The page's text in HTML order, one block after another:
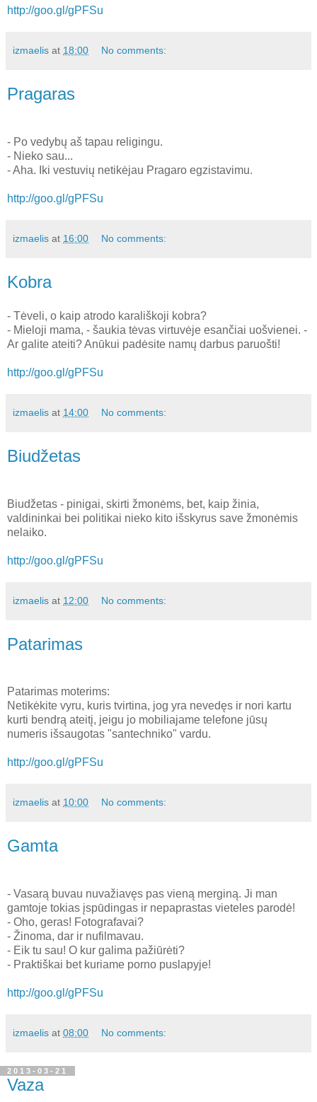
http://goo.gl/gPFSu
izmaelis at 18:00 No comments:
Pragaras
- Po vedybų aš tapau religingu.
- Nieko sau...
- Aha. Iki vestuvių netikėjau Pragaro egzistavimu.
http://goo.gl/gPFSu
izmaelis at 16:00 No comments:
Kobra
- Tėveli, o kaip atrodo karališkoji kobra?
- Mieloji mama, - šaukia tėvas virtuvėje esančiai uošvienei. -
Ar galite ateiti? Anūkui padėsite namų darbus paruošti!
http://goo.gl/gPFSu
izmaelis at 14:00 No comments:
Biudžetas
Biudžetas - pinigai, skirti žmonėms, bet, kaip žinia,
valdininkai bei politikai nieko kito išskyrus save žmonėmis
nelaiko.
http://goo.gl/gPFSu
izmaelis at 12:00 No comments:
Patarimas
Patarimas moterims:
Netikėkite vyru, kuris tvirtina, jog yra nevedęs ir nori kartu
kurti bendrą ateitį, jeigu jo mobiliajame telefone jūsų
numeris išsaugotas "santechniko" vardu.
http://goo.gl/gPFSu
izmaelis at 10:00 No comments:
Gamta
- Vasarą buvau nuvažiavęs pas vieną merginą. Ji man
gamtoje tokias įspūdingas ir nepaprastas vieteles parodė!
- Oho, geras! Fotografavai?
- Žinoma, dar ir nufilmavau.
- Eik tu sau! O kur galima pažiūrėti?
- Praktiškai bet kuriame porno puslapyje!
http://goo.gl/gPFSu
izmaelis at 08:00 No comments:
2013-03-21
Vaza